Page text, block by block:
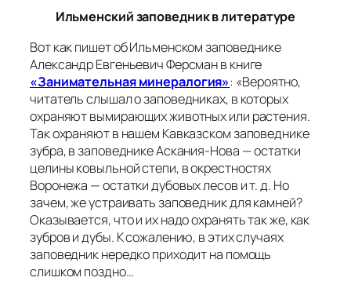
Ильменский заповедник в литературе
Вот как пишет об Ильменском заповеднике
Александр Евгеньевич Ферсман в книге
«Занимательная минералогия»: «Вероятно,
читатель слышал о заповедниках, в которых
охраняют вымирающих животных или растения.
Так охраняют в нашем Кавказском заповеднике
зубра, в заповеднике Аскания-Нова — остатки
целины ковыльной степи, в окрестностях
Воронежа — остатки дубовых лесов и т. д. Но
зачем, же устраивать заповедник для камней?
Оказывается, что и их надо охранять так же, как
зубров и дубы. К сожалению, в этих случаях
заповедник нередко приходит на помощь
слишком поздно…